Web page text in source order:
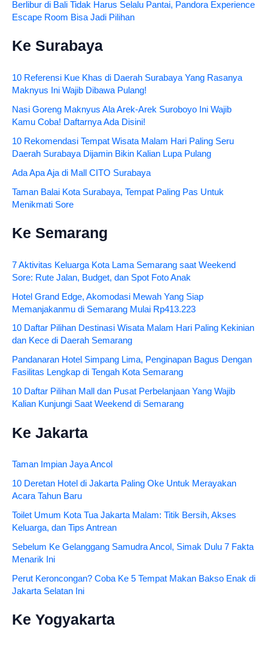
Berlibur di Bali Tidak Harus Selalu Pantai, Pandora Experience
Escape Room Bisa Jadi Pilihan
Ke Surabaya
10 Referensi Kue Khas di Daerah Surabaya Yang Rasanya
Maknyus Ini Wajib Dibawa Pulang!
Nasi Goreng Maknyus Ala Arek-Arek Suroboyo Ini Wajib
Kamu Coba! Daftarnya Ada Disini!
10 Rekomendasi Tempat Wisata Malam Hari Paling Seru
Daerah Surabaya Dijamin Bikin Kalian Lupa Pulang
Ada Apa Aja di Mall CITO Surabaya
Taman Balai Kota Surabaya, Tempat Paling Pas Untuk
Menikmati Sore
Ke Semarang
7 Aktivitas Keluarga Kota Lama Semarang saat Weekend
Sore: Rute Jalan, Budget, dan Spot Foto Anak
Hotel Grand Edge, Akomodasi Mewah Yang Siap
Memanjakanmu di Semarang Mulai Rp413.223
10 Daftar Pilihan Destinasi Wisata Malam Hari Paling Kekinian
dan Kece di Daerah Semarang
Pandanaran Hotel Simpang Lima, Penginapan Bagus Dengan
Fasilitas Lengkap di Tengah Kota Semarang
10 Daftar Pilihan Mall dan Pusat Perbelanjaan Yang Wajib
Kalian Kunjungi Saat Weekend di Semarang
Ke Jakarta
Taman Impian Jaya Ancol
10 Deretan Hotel di Jakarta Paling Oke Untuk Merayakan
Acara Tahun Baru
Toilet Umum Kota Tua Jakarta Malam: Titik Bersih, Akses
Keluarga, dan Tips Antrean
Sebelum Ke Gelanggang Samudra Ancol, Simak Dulu 7 Fakta
Menarik Ini
Perut Keroncongan? Coba Ke 5 Tempat Makan Bakso Enak di
Jakarta Selatan Ini
Ke Yogyakarta